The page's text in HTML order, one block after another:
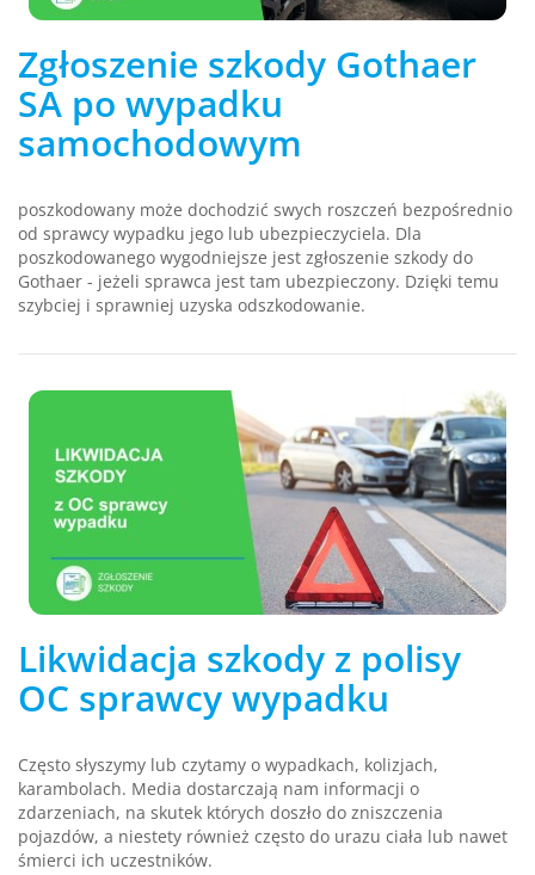
Zgłoszenie szkody Gothaer
SA po wypadku
samochodowym
poszkodowany może dochodzić swych roszczeń bezpośrednio
od sprawcy wypadku jego lub ubezpieczyciela. Dla
poszkodowanego wygodniejsze jest zgłoszenie szkody do
Gothaer - jeżeli sprawca jest tam ubezpieczony. Dzięki temu
szybciej i sprawniej uzyska odszkodowanie.
Likwidacja szkody z polisy
OC sprawcy wypadku
Często słyszymy lub czytamy o wypadkach, kolizjach,
karambolach. Media dostarczają nam informacji o
zdarzeniach, na skutek których doszło do zniszczenia
pojazdów, a niestety również często do urazu ciała lub nawet
śmierci ich uczestników.